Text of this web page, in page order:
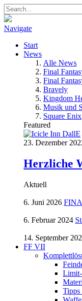
Navigate
Start
News
Alle News
Final
Final
Bravely
Kingdom
Musik und
Square Enix
Featured
23. Dezember
Herzliche
Aktuell
6. Juni 2026
6. Februar 2024
14. September
FF VII
Tipps